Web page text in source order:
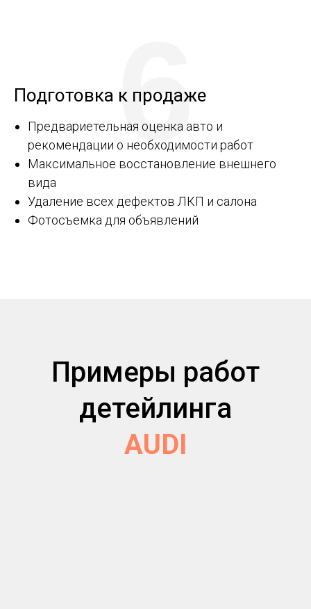
Подготовка к продаже
Предвариетельная оценка авто и
рекомендации о необходимости работ
Максимальное восстановление внешнего
вида
Удаление всех дефектов ЛКП и салона
Фотосъемка для объявлений
6
Примеры работ
детейлинга
AUDI